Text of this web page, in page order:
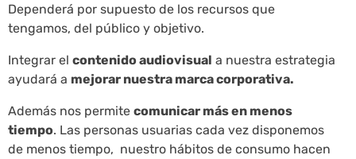
Dependerá por supuesto de los recursos que
tengamos, del público y objetivo.
Integrar el contenido audiovisual a nuestra estrategia
ayudará a mejorar nuestra marca corporativa.
Además nos permite comunicar más en menos
tiempo. Las personas usuarias cada vez disponemos
de menos tiempo, nuestro hábitos de consumo hacen